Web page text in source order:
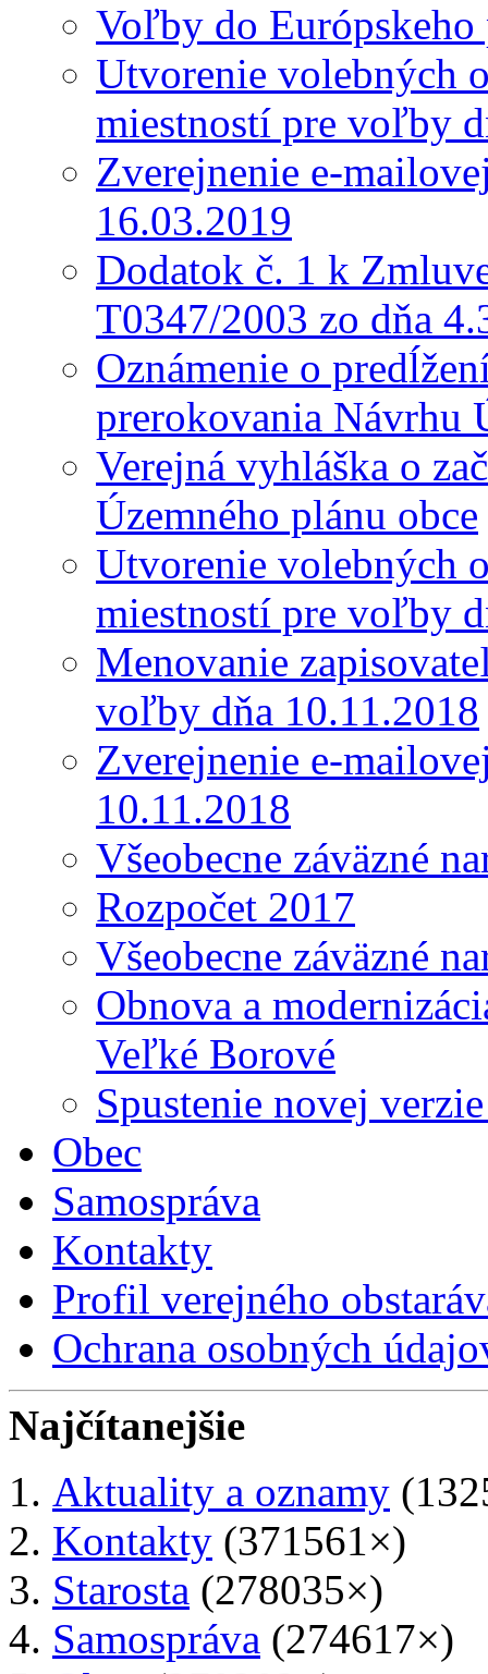
Voľby do Európskeho
Utvorenie volebných
miestností pre voľby
Zverejnenie e-
16.03.2019
Dodatok č. 1 k
T0347/2003 zo dňa
Oznámenie o
prerokovania Návrhu
Verejná vyhláška o
Územného plánu obce
Utvorenie volebných
miestností pre voľby
Menovanie
voľby dňa 10.11.2018
Zverejnenie e-
10.11.2018
Všeobecne záväzné
Rozpočet 2017
Všeobecne záväzné
Obnova a
Veľké Borové
Spustenie novej
Obec
Samospráva
Kontakty
Profil verejného
Ochrana osobných
Najčítanejšie
Aktuality a oznamy
Kontakty (371561×)
Starosta (278035×)
Samospráva (274617×)